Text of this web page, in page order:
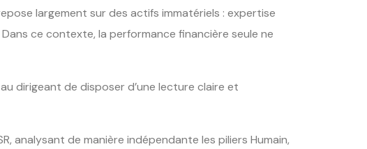
largement sur des actifs immatériels : expertise
ce contexte, la performance financière seule ne
dirigeant de disposer d’une lecture claire et
analysant de manière indépendante les piliers Humain,